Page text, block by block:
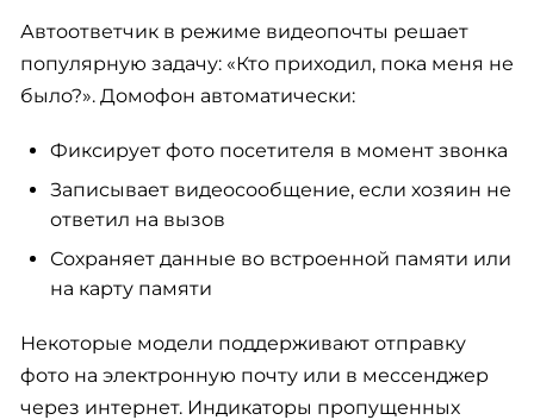
Автоответчик в режиме видеопочты решает
популярную задачу: «Кто приходил, пока меня не
было?». Домофон автоматически:
Фиксирует фото посетителя в момент звонка
Записывает видеосообщение, если хозяин не
ответил на вызов
Сохраняет данные во встроенной памяти или
на карту памяти
Некоторые модели поддерживают отправку
фото на электронную почту или в мессенджер
через интернет. Индикаторы пропущенных